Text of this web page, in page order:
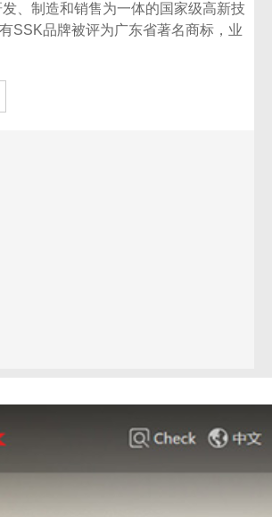
、制造和销售为一体的国家级高新技
SSK品牌被评为广东省著名商标，业